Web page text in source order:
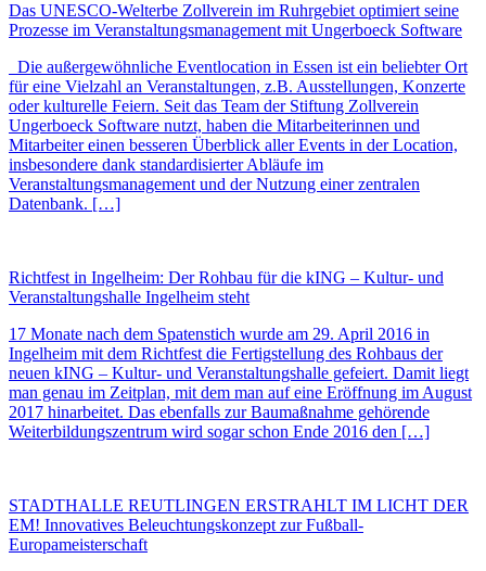
Das UNESCO-Welterbe Zollverein im Ruhrgebiet optimiert seine
Prozesse im Veranstaltungsmanagement mit Ungerboeck Software
Die außergewöhnliche Eventlocation in Essen ist ein beliebter Ort
für eine Vielzahl an Veranstaltungen, z.B. Ausstellungen, Konzerte
oder kulturelle Feiern. Seit das Team der Stiftung Zollverein
Ungerboeck Software nutzt, haben die Mitarbeiterinnen und
Mitarbeiter einen besseren Überblick aller Events in der Location,
insbesondere dank standardisierter Abläufe im
Veranstaltungsmanagement und der Nutzung einer zentralen
Datenbank. […]
Richtfest in Ingelheim: Der Rohbau für die kING – Kultur- und
Veranstaltungshalle Ingelheim steht
17 Monate nach dem Spatenstich wurde am 29. April 2016 in
Ingelheim mit dem Richtfest die Fertigstellung des Rohbaus der
neuen kING – Kultur- und Veranstaltungshalle gefeiert. Damit liegt
man genau im Zeitplan, mit dem man auf eine Eröffnung im August
2017 hinarbeitet. Das ebenfalls zur Baumaßnahme gehörende
Weiterbildungszentrum wird sogar schon Ende 2016 den […]
STADTHALLE REUTLINGEN ERSTRAHLT IM LICHT DER
EM! Innovatives Beleuchtungskonzept zur Fußball-
Europameisterschaft